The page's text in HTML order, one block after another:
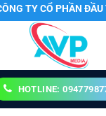
PHẦN ĐẦU TƯ
HOTLINE: